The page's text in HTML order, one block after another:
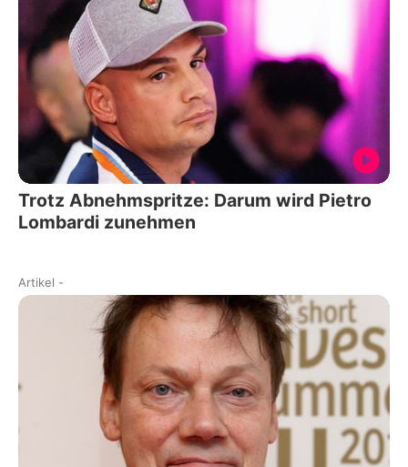
Trotz Abnehmspritze: Darum wird Pietro
Lombardi zunehmen
Artikel -